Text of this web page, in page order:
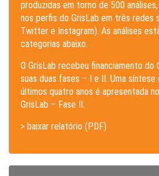
produzidas em torno de 500
nos perfis do GrisLab em três redes
Twitter e Instagram). As análises
categorias abaixo.
O GrisLab recebeu financiamento do
suas duas fases – I e II. Uma
últimos quatro anos é apresentada
GrisLab – Fase II.
> baixar relatório (PDF)